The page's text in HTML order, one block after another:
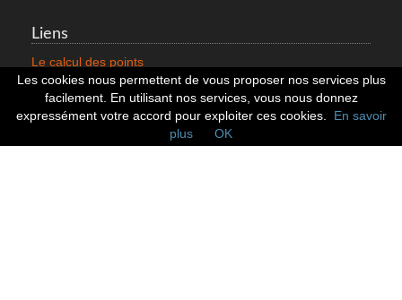
Liens
Le calcul des points
Mentions légales
Nous contacter
Cookies
Statistiques
Les cookies nous permettent de vous proposer nos services plus
facilement. En utilisant nos services, vous nous donnez
expressément votre accord pour exploiter ces cookies.
En savoir
plus
OK